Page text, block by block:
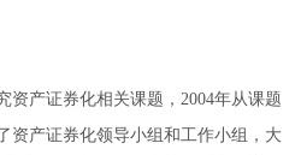
资产证券化相关课题，2004年从课题
资产证券化领导小组和工作小组，大